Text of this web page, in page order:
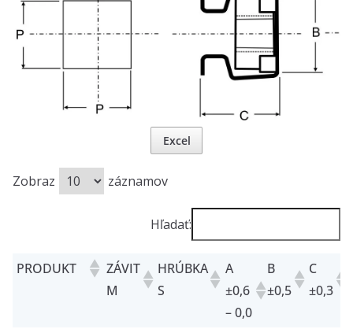
Excel
Zobraz záznamov
Hľadať:
PRODUKT
ZÁVIT
M
HRÚBKA
S
A
±0,6
– 0,0
B
±0,5
C
±0,3